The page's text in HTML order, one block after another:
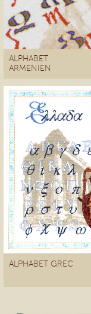
ALPHABET
ARMENIEN
ALPHABET GREC